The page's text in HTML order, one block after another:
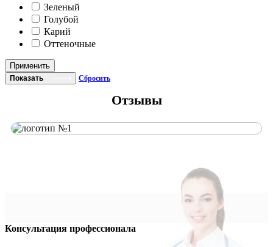
Зеленый
Голубой
Карий
Оттеночные
Применить
Показать Сбросить
Отзывы
Консультация профессионала